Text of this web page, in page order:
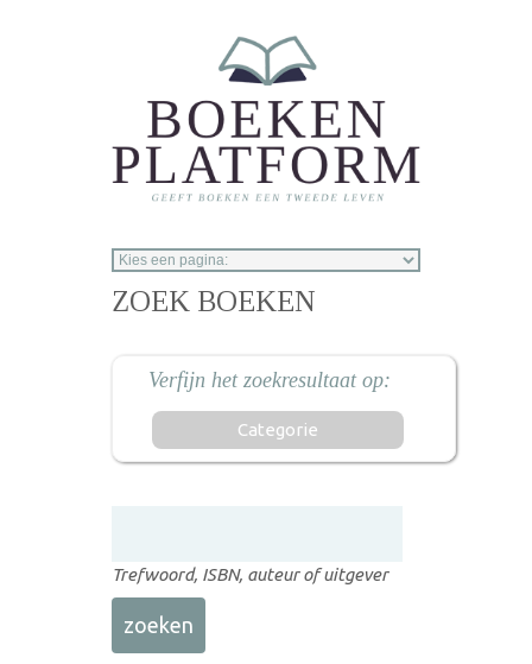
ZOEK BOEKEN
Categorie
Trefwoord, ISBN, auteur of uitgever